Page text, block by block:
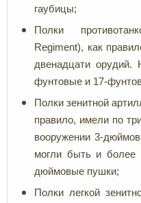
гаубицы;
Полки
Regiment), как
двенадцати орудий.
фунтовые и 17-
Полки зенитной
правило, имели по
вооружении 3-
могли быть и
дюймовые пушки;
Полки легкой